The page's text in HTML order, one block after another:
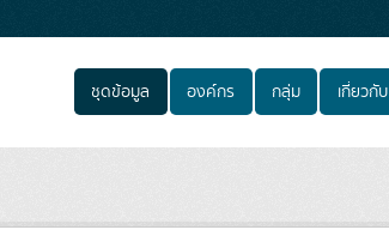
ชุดข้อมูล องค์กร กลุ่ม เกี่ยวกับ